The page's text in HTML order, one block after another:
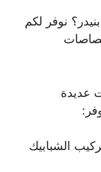
نوفر لكم
عديدة
الشبابيك